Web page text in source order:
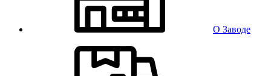
О Заводе